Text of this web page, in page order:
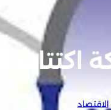
اكتتاب
|الاقتصاد